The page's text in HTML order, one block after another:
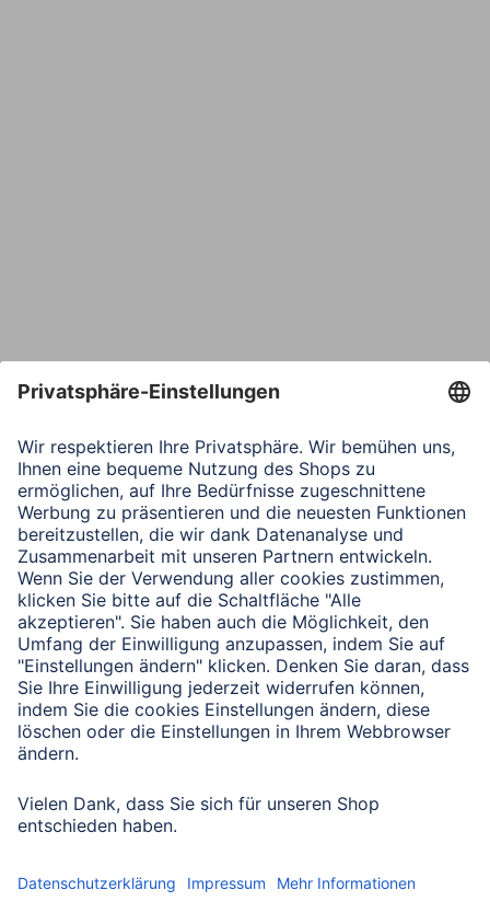
Verbleibende Zeichen: 1000/ 1000
Senden
Mit Absenden des Formulars bestätigen Sie, dass Sie unsere
Datenschutzbestimmungen zur Formulardatenverarbeitung zur
Datenschutz